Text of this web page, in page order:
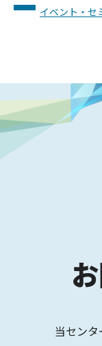
イベント・セ
当センタ